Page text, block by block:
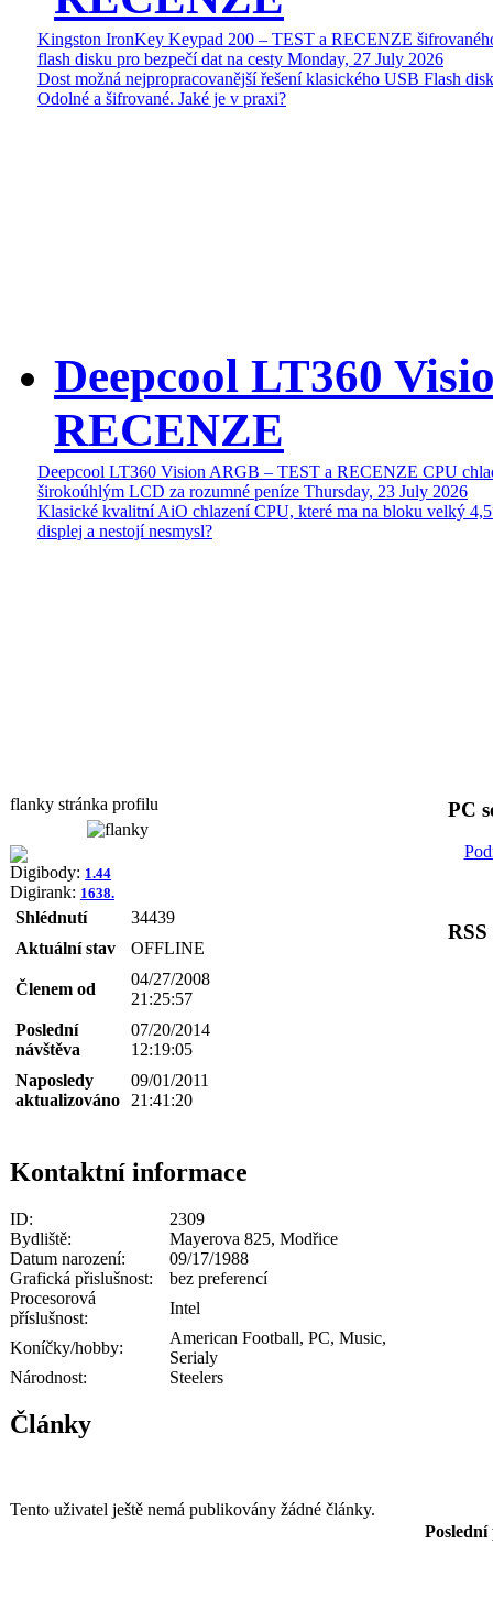
Kingston IronKey Keypad 200 – TEST a RECENZE
flash disku pro bezpečí dat na cesty Monday, 27 July 2026
Dost možná nejpropracovanější řešení klasického USB Flash
Odolné a šifrované. Jaké je v praxi?
Deepcool LT360
RECENZE
Deepcool LT360 Vision ARGB – TEST a RECENZE CPU
širokoúhlým LCD za rozumné peníze Thursday, 23 July 2026
Klasické kvalitní AiO chlazení CPU, které ma na bloku velký
displej a nestojí nesmysl?
flanky stránka profilu
Digibody: 1.44
Digirank: 1638.
Shlédnutí
34439
Aktuální stav
OFFLINE
Členem od
04/27/2008
21:25:57
Poslední
návštěva
07/20/2014
12:19:05
Naposledy
aktualizováno
09/01/2011
21:41:20
Kontaktní informace
ID:
2309
Bydliště:
Mayerova 825, Modřice
Datum narození:
09/17/1988
Grafická přislušnost:
bez preferencí
Procesorová
příslušnost:
Intel
Koníčky/hobby:
American Football, PC, Music,
Serialy
Národnost:
Steelers
Články
Tento uživatel ještě nemá publikovány žádné články.
PC
RSS